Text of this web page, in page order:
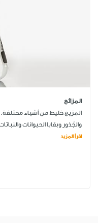
المزائج
المزيج خليط من أشياء مختلفة.
والجُذور وبقايا الحيوانات
اقرأ المزيد